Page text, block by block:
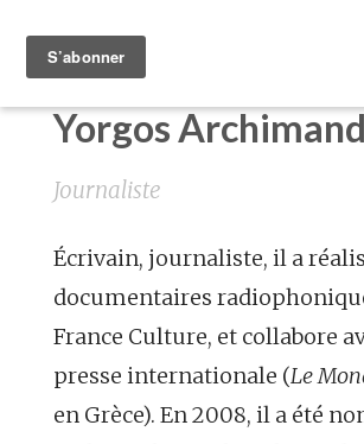
Yorgos
Journaliste
Écrivain, journaliste, il a
documentaires
France Culture, et collabore
presse internationale (Le
en Grèce). En 2008, il a été